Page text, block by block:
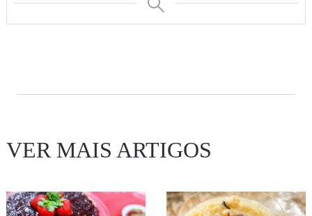
VER MAIS ARTIGOS